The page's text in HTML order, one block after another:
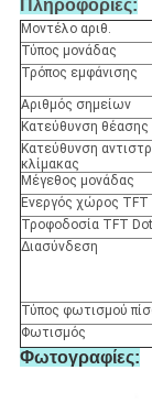
Πληροφορίες:
Μοντέλο αριθ.
Τύπος μονάδας
Τρόπος εμφάνισης
Αριθμός σημείων
Κατεύθυνση θέασης
Κατεύθυνση
κλίμακας
Μέγεθος μονάδας
Ενεργός χώρος TFT
Τροφοδοσία TFT Dot
Διασύνδεση
Τύπος φωτισμού
Φωτισμός
Φωτογραφίες: